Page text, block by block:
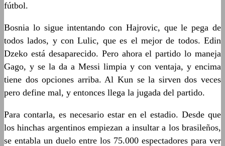
fútbol.
Bosnia lo sigue intentando con Hajrovic, que le pega de
todos lados, y con Lulic, que es el mejor de todos. Edin
Dzeko está desaparecido. Pero ahora el partido lo maneja
Gago, y se la da a Messi limpia y con ventaja, y encima
tiene dos opciones arriba. Al Kun se la sirven dos veces
pero define mal, y entonces llega la jugada del partido.
Para contarla, es necesario estar en el estadio. Desde que
los hinchas argentinos empiezan a insultar a los brasileños,
se entabla un duelo entre los 75.000 espectadores para ver